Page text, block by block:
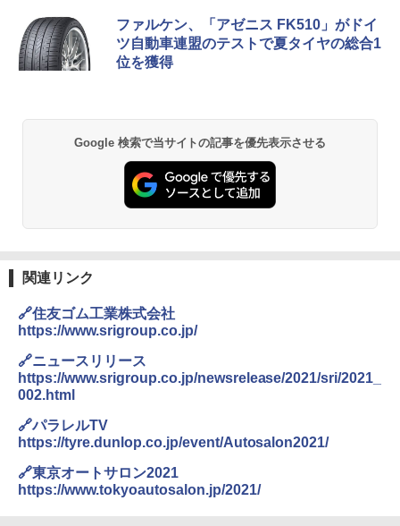
ファルケン、「アゼニス FK510」がドイ
ツ自動車連盟のテストで夏タイヤの総合1
位を獲得
Google 検索で当サイトの記事を優先表示させる
関連リンク
🔗住友ゴム工業株式会社
https://www.srigroup.co.jp/
🔗ニュースリリース
https://www.srigroup.co.jp/newsrelease/2021/sri/2021_
002.html
🔗パラレルTV
https://tyre.dunlop.co.jp/event/Autosalon2021/
🔗東京オートサロン2021
https://www.tokyoautosalon.jp/2021/